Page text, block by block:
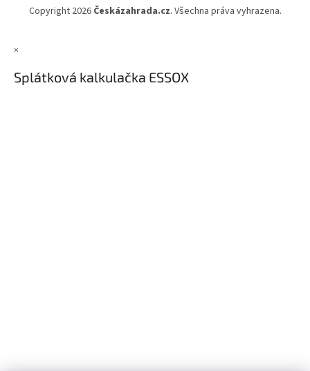
Copyright 2026 Českázahrada.cz. Všechna práva vyhrazena.
×
Splátková kalkulačka ESSOX